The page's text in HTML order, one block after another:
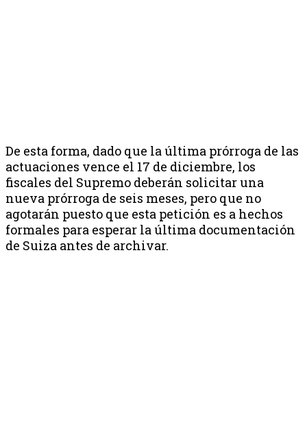
De esta forma, dado que la última prórroga de las
actuaciones vence el 17 de diciembre, los
fiscales del Supremo deberán solicitar una
nueva prórroga de seis meses, pero que no
agotarán puesto que esta petición es a hechos
formales para esperar la última documentación
de Suiza antes de archivar.